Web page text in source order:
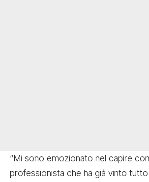
“Mi sono emozionato nel capire
professionista che ha già vinto tutto